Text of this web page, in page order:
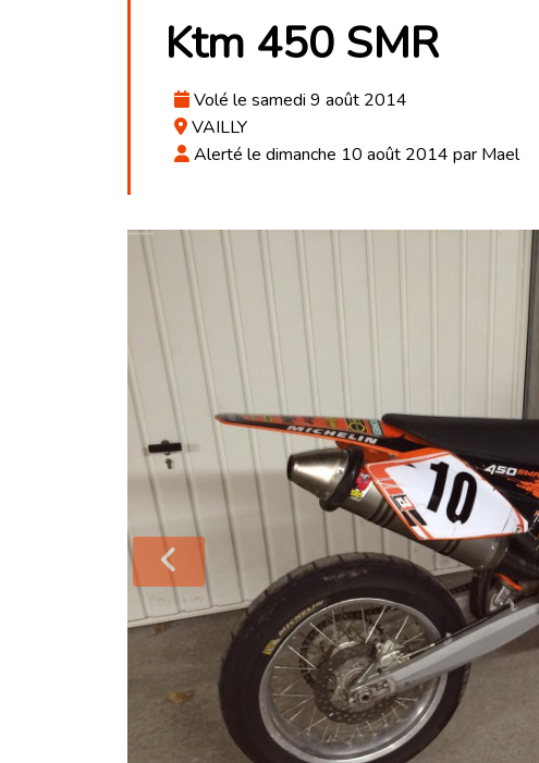
Ktm 450 SMR
Volé le samedi 9 août 2014
VAILLY
Alerté le dimanche 10 août 2014 par Mael